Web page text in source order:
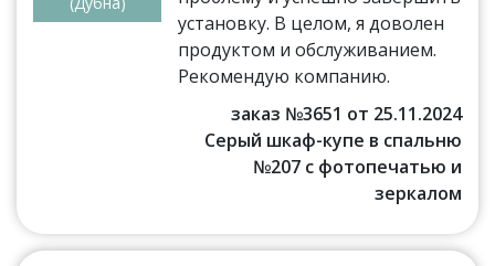
установку. В целом, я доволен
продуктом и обслуживанием.
Рекомендую компанию.
заказ №3651 от 25.11.2024
Серый шкаф-купе в спальню
№207 с фотопечатью и
зеркалом